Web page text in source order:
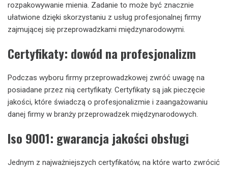
rozpakowywanie mienia. Zadanie to może być znacznie
ułatwione dzięki skorzystaniu z usług profesjonalnej firmy
zajmującej się przeprowadzkami międzynarodowymi.
Certyfikaty: dowód na profesjonalizm
Podczas wyboru firmy przeprowadzkowej zwróć uwagę na
posiadane przez nią certyfikaty. Certyfikaty są jak pieczęcie
jakości, które świadczą o profesjonalizmie i zaangażowaniu
danej firmy w branży przeprowadzek międzynarodowych.
Iso 9001: gwarancja jakości obsługi
Jednym z najważniejszych certyfikatów, na które warto zwrócić